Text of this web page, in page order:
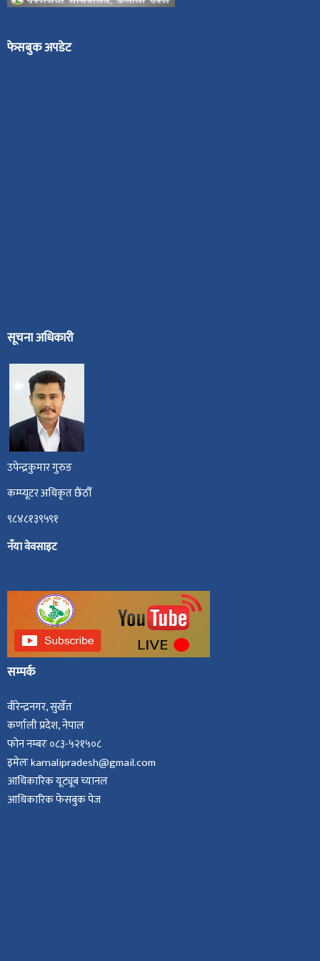
फेसबुक अपडेट
सूचना अधिकारी
उपेन्द्रकुमार गुरुङ
कम्प्यूटर अधिकृत छैंठौँ
९८४८१३९५९१
नँया वेवसाइट
सम्पर्क
वीरेन्द्रनगर, सुर्खेत
कर्णाली प्रदेश, नेपाल
फोन नम्बरः ०८३-५२१५०८
इमेलः karnalipradesh@gmail.com
आधिकारिक यूट्यूब च्यानल
आधिकारिक फेसबुक पेज